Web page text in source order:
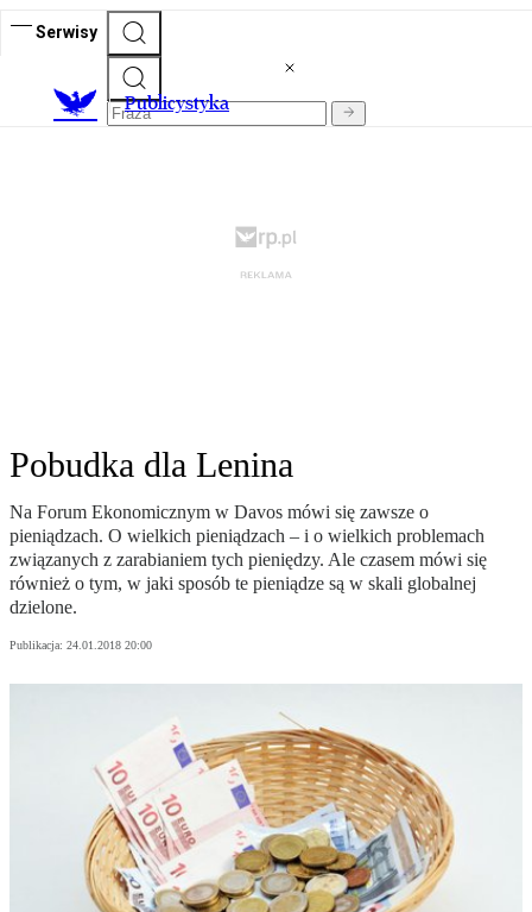
Serwisy
Publicystyka
Pobudka dla Lenina
Na Forum Ekonomicznym w Davos mówi się zawsze o
pieniądzach. O wielkich pieniądzach – i o wielkich problemach
związanych z zarabianiem tych pieniędzy. Ale czasem mówi się
również o tym, w jaki sposób te pieniądze są w skali globalnej
dzielone.
Publikacja: 24.01.2018 20:00